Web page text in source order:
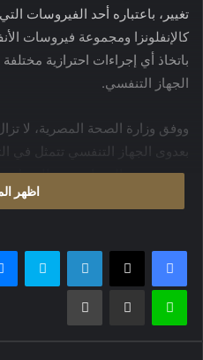
تغيير، باعتباره أحد الفيروسات
كالإنفلونزا ومجموعة فيروسات
باتخاذ أي إجراءات احترازية
الجهاز التنفسي.
ووفق وزارة الصحة المصرية، لا
بعدوى الجهاز التنفسي تتمثل في
وعدم خروج المصابين من المنزل،
للخروج، إضافة إلى التهويةاظهر
فيسبوك X لينكدإن
لاين مشاركة عبر البريد طباعة